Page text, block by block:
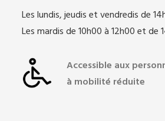
Les lundis, jeudis et vendredis de
Les mardis de 10h00 à 12h00 et de
Accessible aux
à mobilité réduite